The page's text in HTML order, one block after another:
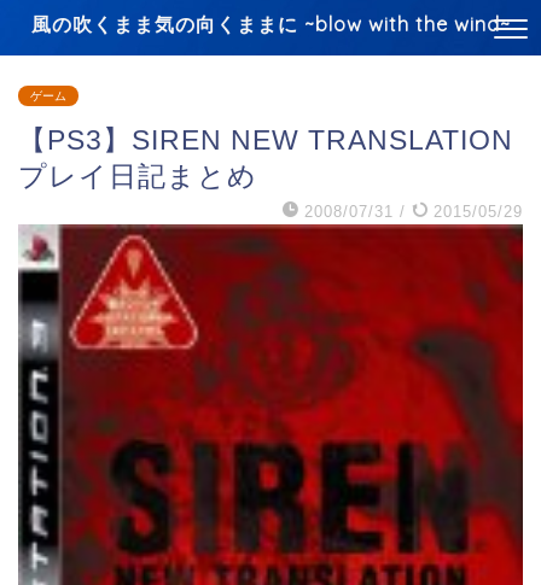
風の吹くまま気の向くままに ~blow with the wind~
ゲーム
【PS3】SIREN NEW TRANSLATION
プレイ日記まとめ
2008/07/31 / 2015/05/29